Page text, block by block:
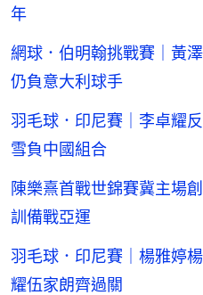
年
網球．伯明翰挑戰賽｜黃
仍負意大利球手
羽毛球．印尼賽｜李卓耀
雪負中國組合
陳樂熹首戰世錦賽冀主場
訓備戰亞運
羽毛球．印尼賽｜楊雅婷
耀伍家朗齊過關